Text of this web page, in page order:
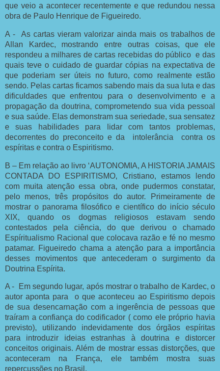
que veio a acontecer recentemente e que redundou nessa
obra de Paulo Henrique de Figueiredo.
A - As cartas vieram valorizar ainda mais os trabalhos de
Allan Kardec, mostrando entre outras coisas, que ele
respondeu a milhares de cartas recebidas do público e das
quais teve o cuidado de guardar cópias na expectativa de
que poderiam ser úteis no futuro, como realmente estão
sendo. Pelas cartas ficamos sabendo mais da sua luta e das
dificuldades que enfrentou para o desenvolvimento e a
propagação da doutrina, comprometendo sua vida pessoal
e sua saúde. Elas demonstram sua seriedade, sua sensatez
e suas habilidades para lidar com tantos problemas,
decorrentes do preconceito e da intolerância contra os
espíritas e contra o Espiritismo.
B – Em relação ao livro ‘AUTONOMIA, A HISTORIA JAMAIS
CONTADA DO ESPIRITISMO, Cristiano, estamos lendo
com muita atenção essa obra, onde pudermos constatar,
pelo menos, três propósitos do autor. Primeiramente de
mostrar o panorama filosófico e científico do início século
XIX, quando os dogmas religiosos estavam sendo
contestados pela ciência, do que derivou o chamado
Espíritualismo Racional que colocava razão e fé no mesmo
patamar. Figueiredo chama a atenção para a importância
desses movimentos que antecederam o surgimento da
Doutrina Espírita.
A - Em segundo lugar, após mostrar o trabalho de Kardec, o
autor aponta para o que aconteceu ao Espiritismo depois
de sua desencarnação com a ingerência de pessoas que
traíram a confiança do codificador ( como ele próprio havia
previsto), utilizando indevidamente dos órgãos espíritas
para introduzir ideias estranhas à doutrina e distorcer
conceitos originais. Além de mostrar essas distorções, que
aconteceram na França, ele também mostra suas
repercussões no Brasil.